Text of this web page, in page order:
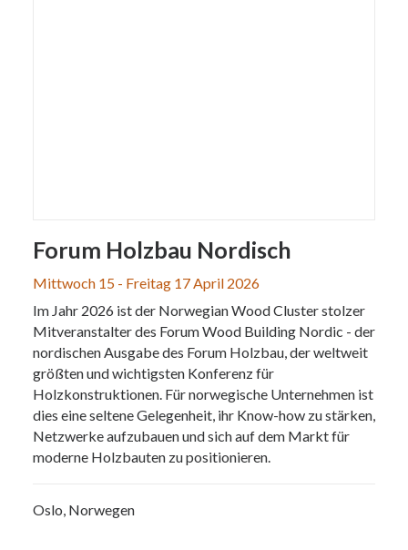
Forum Holzbau Nordisch
Mittwoch 15 - Freitag 17 April 2026
Im Jahr 2026 ist der Norwegian Wood Cluster stolzer
Mitveranstalter des Forum Wood Building Nordic - der
nordischen Ausgabe des Forum Holzbau, der weltweit
größten und wichtigsten Konferenz für
Holzkonstruktionen. Für norwegische Unternehmen ist
dies eine seltene Gelegenheit, ihr Know-how zu stärken,
Netzwerke aufzubauen und sich auf dem Markt für
moderne Holzbauten zu positionieren.
Oslo, Norwegen